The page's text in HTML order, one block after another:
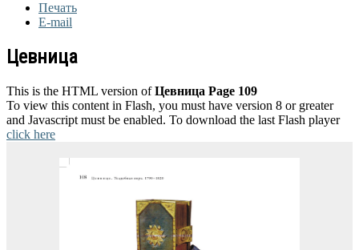
Печать
E-mail
Цевница
This is the HTML version ofЦевница Page 109
To view this content in Flash, you must have version 8 or greater
and Javascript must be enabled. To download the last Flash player
click here